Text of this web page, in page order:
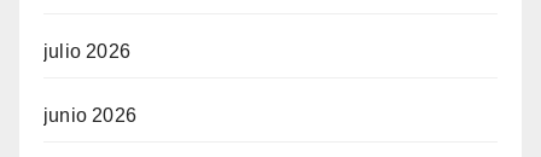
julio 2026
junio 2026